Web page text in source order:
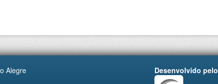
Alegre
Desenvolvido pelo